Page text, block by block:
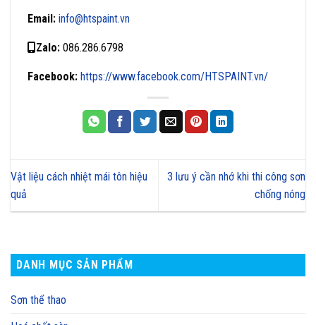
Email: info@htspaint.vn
Zalo: 086.286.6798
Facebook: https://www.facebook.com/HTSPAINT.vn/
Vật liệu cách nhiệt mái tôn hiệu
quả
3 lưu ý cần nhớ khi thi công sơn
chống nóng
DANH MỤC SẢN PHẨM
Sơn thể thao